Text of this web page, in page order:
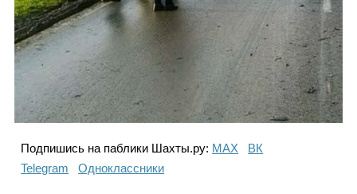
Подпишись на паблики Шахты.ру: МАХ
ВК
Telegram
Одноклассники